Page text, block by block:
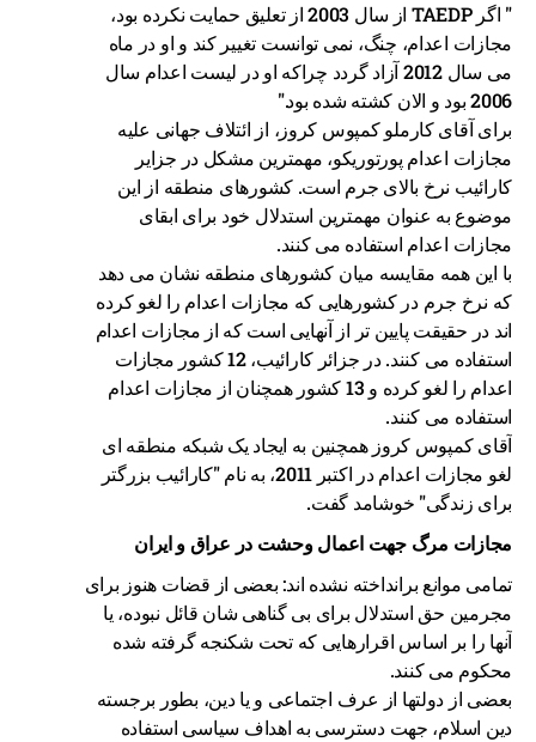
" اگر TAEDP از سال 2003 از تعلیق حمایت نکرده بود،
مجازات اعدام، چنگ، نمی توانست تغییر کند و او در ماه
می سال 2012 آزاد گردد چراکه او در لیست اعدام سال
2006 بود و الان کشته شده بود."
برای آقای کارملو کمپوس کروز، از ائتلاف جهانی علیه
مجازات اعدام پورتوریکو، مهمترین مشکل در جزایر
کارائیب نرخ بالای جرم است. کشورهای منطقه از این
موضوع به عنوان مهمترین استدلال خود برای ابقای
مجازات اعدام استفاده می کنند.
با این همه مقایسه میان کشورهای منطقه نشان می دهد
که نرخ جرم در کشورهایی که مجازات اعدام را لغو کرده
اند در حقیقت پایین تر از آنهایی است که از مجازات اعدام
استفاده می کنند. در جزائر کارائیب، 12 کشور مجازات
اعدام را لغو کرده و 13 کشور همچنان از مجازات اعدام
استفاده می کنند.
آقای کمپوس کروز همچنین به ایجاد یک شبکه منطقه ای
لغو مجازات اعدام در اکتبر 2011، به نام "کارائیب بزرگتر
برای زندگی" خوشامد گفت.
مجازات مرگ جهت اعمال وحشت در عراق و ایران
تمامی موانع برانداخته نشده اند: بعضی از قضات هنوز برای
مجرمین حق استدلال برای بی گناهی شان قائل نبوده، یا
آنها را بر اساس اقرارهایی که تحت شکنجه گرفته شده
محکوم می کنند.
بعضی از دولتها از عرف اجتماعی و یا دین، بطور برجسته
دین اسلام، جهت دسترسی به اهداف سیاسی استفاده